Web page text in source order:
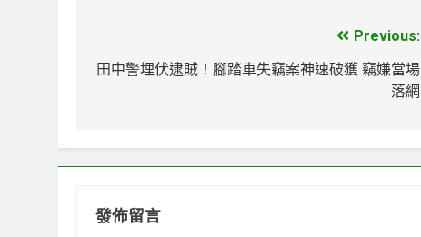
章
Previous:
田中警埋伏逮賊！腳踏車失竊案神速破獲 竊嫌當場
落網
發佈留言